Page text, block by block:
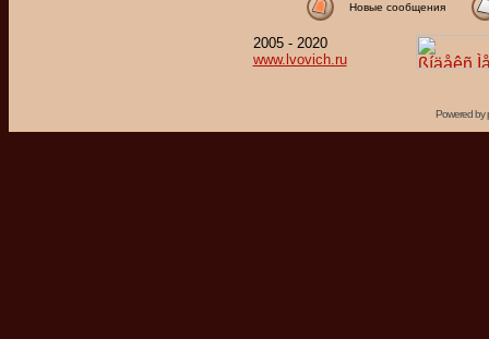
Новые сообщения
2005 - 2020
www.lvovich.ru
Powered by